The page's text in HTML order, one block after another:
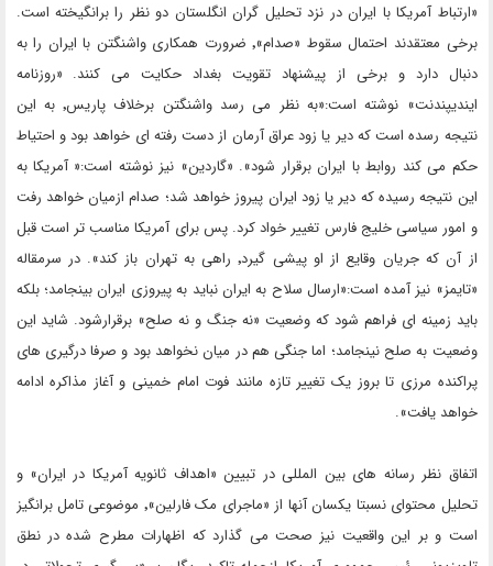
«ارتباط آمریکا با ایران در نزد تحلیل گران انگلستان دو نظر را برانگیخته است.
برخی معتقدند احتمال سقوط «صدام»٬ ضرورت همکاری واشنگتن با ایران را به
دنبال دارد و برخی از پیشنهاد تقویت بغداد حکایت می کنند. «روزنامه
ایندیپندنت» نوشته است:«به نظر می رسد واشنگتن برخلاف پاریس٬ به این
نتیجه رسده است که دیر یا زود عراق آرمان از دست رفته ای خواهد بود و احتیاط
حکم می کند روابط با ایران برقرار شود». «گاردین» نیز نوشته است:« آمریکا به
این نتیجه رسیده که دیر یا زود ایران پیروز خواهد شد؛ صدام ازمیان خواهد رفت
و امور سیاسی خلیج فارس تغییر خواد کرد. پس برای آمریکا مناسب تر است قبل
از آن که جریان وقایع از او پیشی گیرد٬ راهی به تهران باز کند». در سرمقاله
«تایمز» نیز آمده است:«ارسال سلاح به ایران نباید به پیروزی ایران بینجامد؛ بلکه
باید زمینه ای فراهم شود که وضعیت «نه جنگ و نه صلح» برقرارشود. شاید این
وضعیت به صلح نینجامد؛ اما جنگی هم در میان نخواهد بود و صرفا درگیری های
پراکنده مرزی تا بروز یک تغییر تازه مانند فوت امام خمینی و آغاز مذاکره ادامه
خواهد یافت».
اتفاق نظر رسانه های بین المللی در تبیین «اهداف ثانویه آمریکا در ایران» و
تحلیل محتوای نسبتا یکسان آنها از «ماجرای مک فارلین»٬ موضوعی تامل برانگیز
است و بر این واقعیت نیز صحت می گذارد که اظهارات مطرح شده در نطق